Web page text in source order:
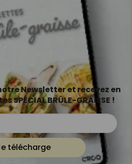
Newsletter et recevez en
SPÉCIAL BRÛLE-GRAISSE !
télécharge